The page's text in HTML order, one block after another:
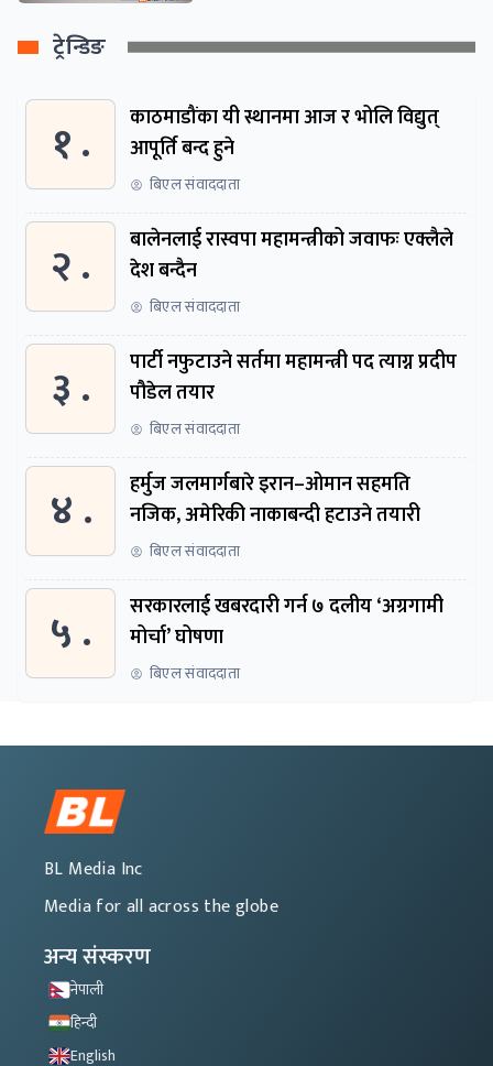
ट्रेन्डिङ
१ .
काठमाडौंका यी स्थानमा आज र भोलि विद्युत्
आपूर्ति बन्द हुने
बिएल संवाददाता
२ .
बालेनलाई रास्वपा महामन्त्रीको जवाफः एक्लैले
देश बन्दैन
बिएल संवाददाता
३ .
पार्टी नफुटाउने सर्तमा महामन्त्री पद त्याग्न प्रदीप
पौडेल तयार
बिएल संवाददाता
४ .
हर्मुज जलमार्गबारे इरान–ओमान सहमति
नजिक, अमेरिकी नाकाबन्दी हटाउने तयारी
बिएल संवाददाता
५ .
सरकारलाई खबरदारी गर्न ७ दलीय ‘अग्रगामी
मोर्चा’ घोषणा
बिएल संवाददाता
BL Media Inc
Media for all across the globe
अन्य संस्करण
नेपाली
हिन्दी
English